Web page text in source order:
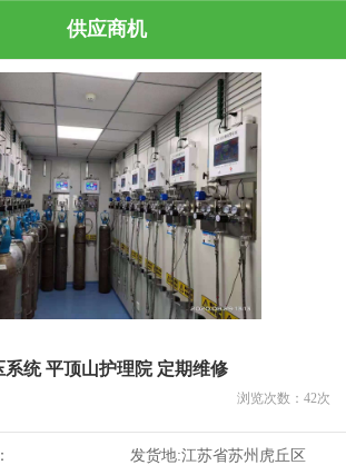
供应商机
统 平顶山护理院 定期维修
浏览次数： 42次
发货地:江苏省苏州虎丘区